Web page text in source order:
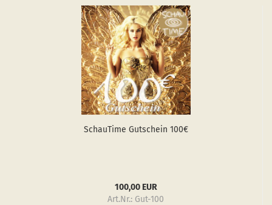
Schau­Ti­me Gut­schein 100€
100,00 EUR
Art.Nr.: Gut-100